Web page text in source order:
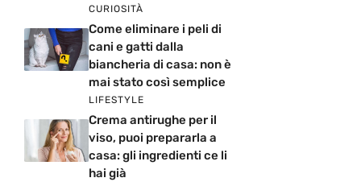
CURIOSITÀ
Come eliminare i peli di
cani e gatti dalla
biancheria di casa: non è
mai stato così semplice
LIFESTYLE
Crema antirughe per il
viso, puoi prepararla a
casa: gli ingredienti ce li
hai già